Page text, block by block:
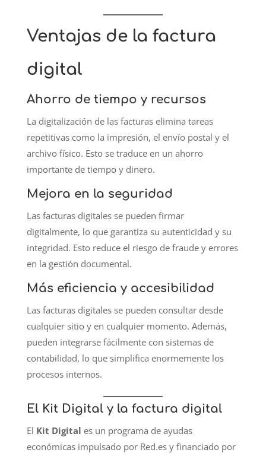
Ventajas de la factura
digital
Ahorro de tiempo y recursos
La digitalización de las facturas elimina tareas
repetitivas como la impresión, el envío postal y el
archivo físico. Esto se traduce en un ahorro
importante de tiempo y dinero.
Mejora en la seguridad
Las facturas digitales se pueden firmar
digitalmente, lo que garantiza su autenticidad y su
integridad. Esto reduce el riesgo de fraude y errores
en la gestión documental.
Más eficiencia y accesibilidad
Las facturas digitales se pueden consultar desde
cualquier sitio y en cualquier momento. Además,
pueden integrarse fácilmente con sistemas de
contabilidad, lo que simplifica enormemente los
procesos internos.
El Kit Digital y la factura digital
El Kit Digital es un programa de ayudas
económicas impulsado por Red.es y financiado por